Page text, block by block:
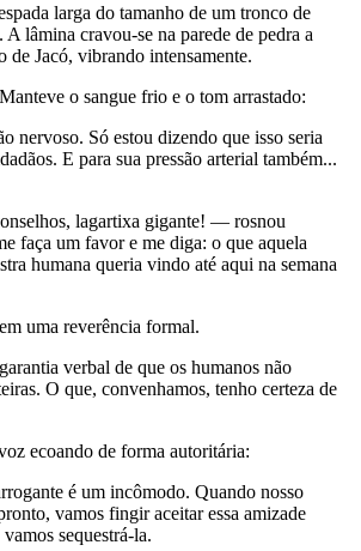
larga do tamanho de um tronco de
A lâmina cravou-se na parede de pedra a
de Jacó, vibrando intensamente.
o sangue frio e o tom arrastado:
nervoso. Só estou dizendo que isso seria
E para sua pressão arterial também...
lagartixa gigante! — rosnou
faça um favor e me diga: o que aquela
humana queria vindo até aqui na semana
uma reverência formal.
verbal de que os humanos não
O que, convenhamos, tenho certeza de
ecoando de forma autoritária:
é um incômodo. Quando nosso
vamos fingir aceitar essa amizade
sequestrá-la.